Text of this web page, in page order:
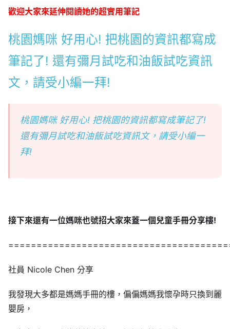
歡迎大家來延伸閱讀她的超實用筆記
桃園媽咪 好用心! 把桃園的資訊都寫成
筆記了! 還有彌月試吃和油飯試吃資訊
文，請受小編一拜!
桃園媽咪 好用心! 把桃園的資訊都寫成筆記了!
還有彌月試吃和油飯試吃資訊文，請受小編一
拜!
接下來還有一位媽咪也號招大家來蓋一個兒童手冊分享樓!
社員 Nicole Chen 分享
我發現大多都是媽媽手冊的樓，偏偏媽媽我懷孕時只換到麗
嬰房，